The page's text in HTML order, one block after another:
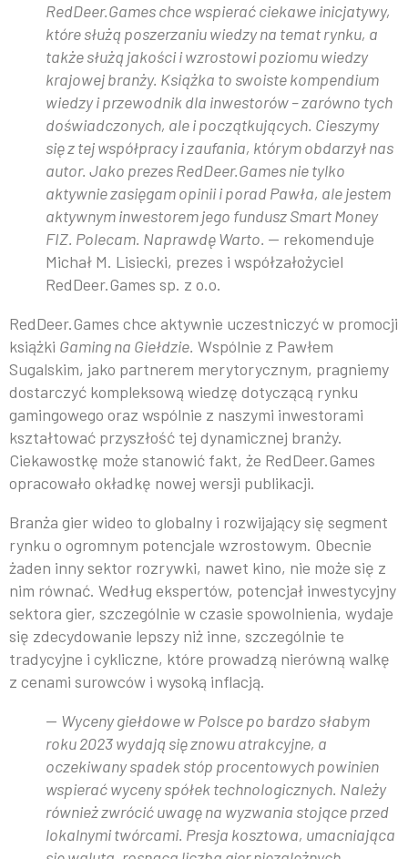
RedDeer.Games chce wspierać ciekawe inicjatywy,
które służą poszerzaniu wiedzy na temat rynku, a
także służą jakości i wzrostowi poziomu wiedzy
krajowej branży. Książka to swoiste kompendium
wiedzy i przewodnik dla inwestorów – zarówno tych
doświadczonych, ale i początkujących. Cieszymy
się z tej współpracy i zaufania, którym obdarzył nas
autor. Jako prezes RedDeer.Games nie tylko
aktywnie zasięgam opinii i porad Pawła, ale jestem
aktywnym inwestorem jego fundusz Smart Money
FIZ. Polecam. Naprawdę Warto. — rekomenduje
Michał M. Lisiecki, prezes i współzałożyciel
RedDeer.Games sp. z o.o.
RedDeer.Games chce aktywnie uczestniczyć w promocji
książki Gaming na Giełdzie. Wspólnie z Pawłem
Sugalskim, jako partnerem merytorycznym, pragniemy
dostarczyć kompleksową wiedzę dotyczącą rynku
gamingowego oraz wspólnie z naszymi inwestorami
kształtować przyszłość tej dynamicznej branży.
Ciekawostkę może stanowić fakt, że RedDeer.Games
opracowało okładkę nowej wersji publikacji.
Branża gier wideo to globalny i rozwijający się segment
rynku o ogromnym potencjale wzrostowym. Obecnie
żaden inny sektor rozrywki, nawet kino, nie może się z
nim równać. Według ekspertów, potencjał inwestycyjny
sektora gier, szczególnie w czasie spowolnienia, wydaje
się zdecydowanie lepszy niż inne, szczególnie te
tradycyjne i cykliczne, które prowadzą nierówną walkę
z cenami surowców i wysoką inflacją.
— Wyceny giełdowe w Polsce po bardzo słabym
roku 2023 wydają się znowu atrakcyjne, a
oczekiwany spadek stóp procentowych powinien
wspierać wyceny spółek technologicznych. Należy
również zwrócić uwagę na wyzwania stojące przed
lokalnymi twórcami. Presja kosztowa, umacniająca